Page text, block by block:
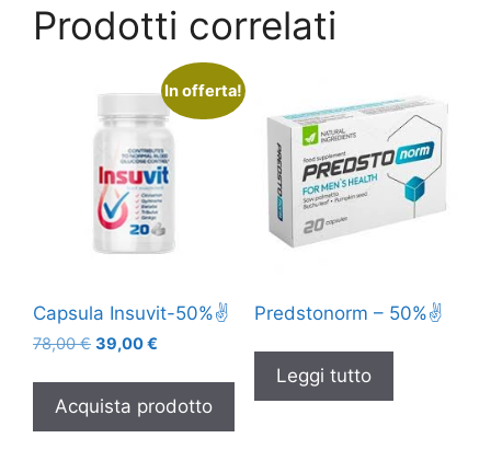
Prodotti correlati
In offerta!
Capsula Insuvit-50%✌️
78,00€ Il
originale
era:
78,00 €.
39,00€
attuale
è:
39,00 €.
Acquista prodotto
Predstonorm – 50%✌️
Leggi tutto